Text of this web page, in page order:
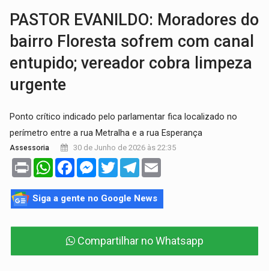
PASTOR EVANILDO: Moradores do
bairro Floresta sofrem com canal
entupido; vereador cobra limpeza
urgente
Ponto crítico indicado pelo parlamentar fica localizado no
perímetro entre a rua Metralha e a rua Esperança
Assessoria 30 de Junho de 2026 às 22:35
Print WhatsAppFacebookMessenger
TwitterTelegram
Siga a gente no Google News
Compartilhar no Whatsapp